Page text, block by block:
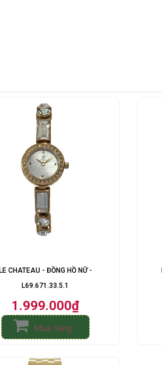
LE CHATEAU - ĐỒNG HỒ NỮ -
L69.671.33.5.1
1.999.000₫
Mua hàng